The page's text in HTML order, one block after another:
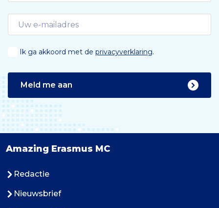
Ik ga akkoord met de privacyverklaring.
Meld me aan
Amazing Erasmus MC
Redactie
Nieuwsbrief